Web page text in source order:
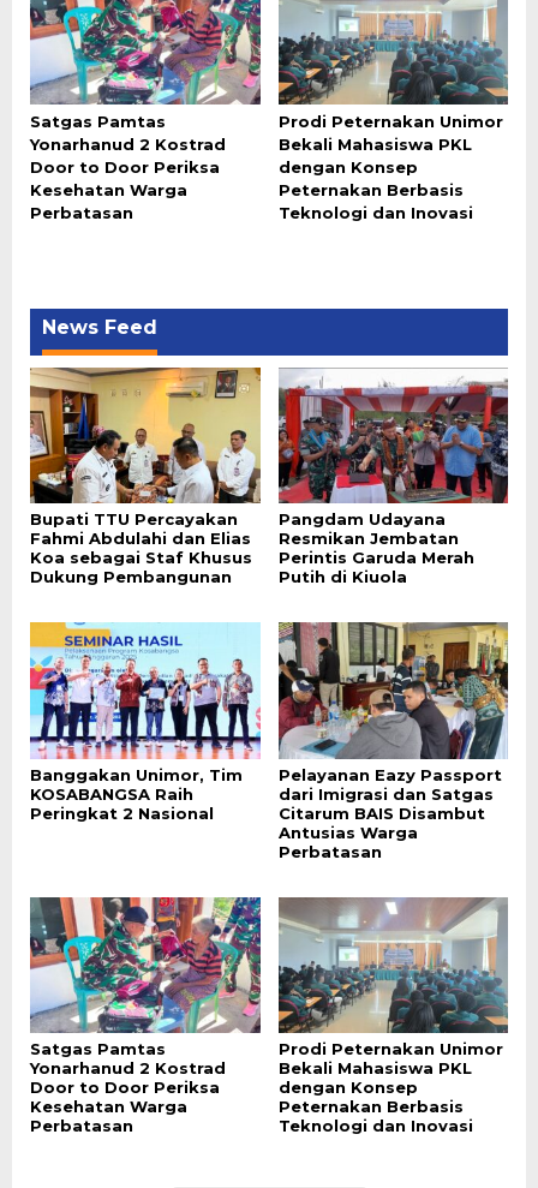
Satgas Pamtas
Yonarhanud 2 Kostrad
Door to Door Periksa
Kesehatan Warga
Perbatasan
Prodi Peternakan Unimor
Bekali Mahasiswa PKL
dengan Konsep
Peternakan Berbasis
Teknologi dan Inovasi
News Feed
Bupati TTU Percayakan
Fahmi Abdulahi dan Elias
Koa sebagai Staf Khusus
Dukung Pembangunan
Pangdam Udayana
Resmikan Jembatan
Perintis Garuda Merah
Putih di Kiuola
Banggakan Unimor, Tim
KOSABANGSA Raih
Peringkat 2 Nasional
Pelayanan Eazy Passport
dari Imigrasi dan Satgas
Citarum BAIS Disambut
Antusias Warga
Perbatasan
Satgas Pamtas
Yonarhanud 2 Kostrad
Door to Door Periksa
Kesehatan Warga
Perbatasan
Prodi Peternakan Unimor
Bekali Mahasiswa PKL
dengan Konsep
Peternakan Berbasis
Teknologi dan Inovasi